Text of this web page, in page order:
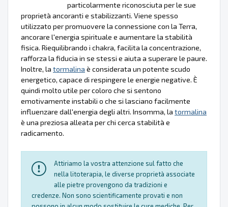
particolarmente riconosciuta per le sue
proprietà ancoranti e stabilizzanti. Viene spesso
utilizzato per promuovere la connessione con la Terra,
ancorare l'energia spirituale e aumentare la stabilità
fisica. Riequilibrando i chakra, facilita la concentrazione,
rafforza la fiducia in se stessi e aiuta a superare le paure.
Inoltre, la tormalina è considerata un potente scudo
energetico, capace di respingere le energie negative. È
quindi molto utile per coloro che si sentono
emotivamente instabili o che si lasciano facilmente
influenzare dall'energia degli altri. Insomma, la tormalina
è una preziosa alleata per chi cerca stabilità e
radicamento.
Attiriamo la vostra attenzione sul fatto che
nella litoterapia, le diverse proprietà associate
alle pietre provengono da tradizioni e
credenze. Non sono scientificamente provati e non